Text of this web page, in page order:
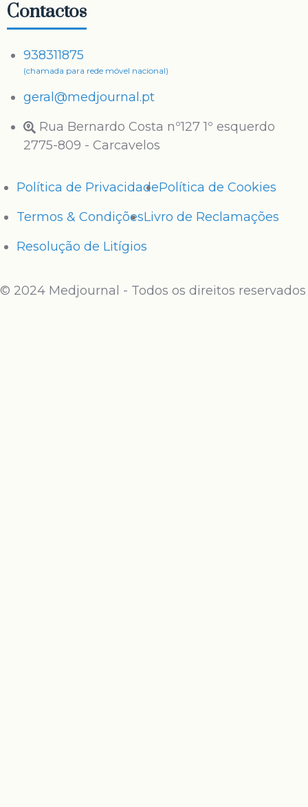
Contactos
938311875
(chamada para rede móvel nacional)
geral@medjournal.pt
Rua Bernardo Costa nº127 1º esquerdo
2775-809 - Carcavelos
Política de PrivacidadePolítica de Cookies
Termos & CondiçõesLivro de Reclamações
Resolução de Litígios
© 2024 Medjournal - Todos os direitos reservados